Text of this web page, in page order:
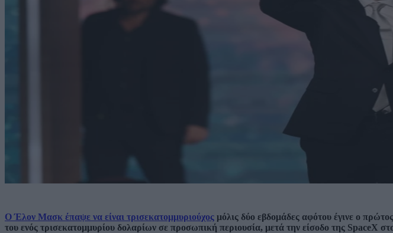
Ο Έλον Μασκ έπαψε να είναι τρισεκατομμυριούχος μόλις δύο εβδομάδες αφότου έγινε ο
του ενός τρισεκατομμυρίου δολαρίων σε προσωπική περιουσία, μετά την είσοδο της SpaceX